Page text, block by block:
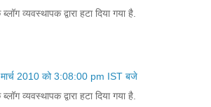
व्यवस्थापक द्वारा हटा दिया गया है.
मार्च 2010 को 3:08:00 pm IST बजे
व्यवस्थापक द्वारा हटा दिया गया है.